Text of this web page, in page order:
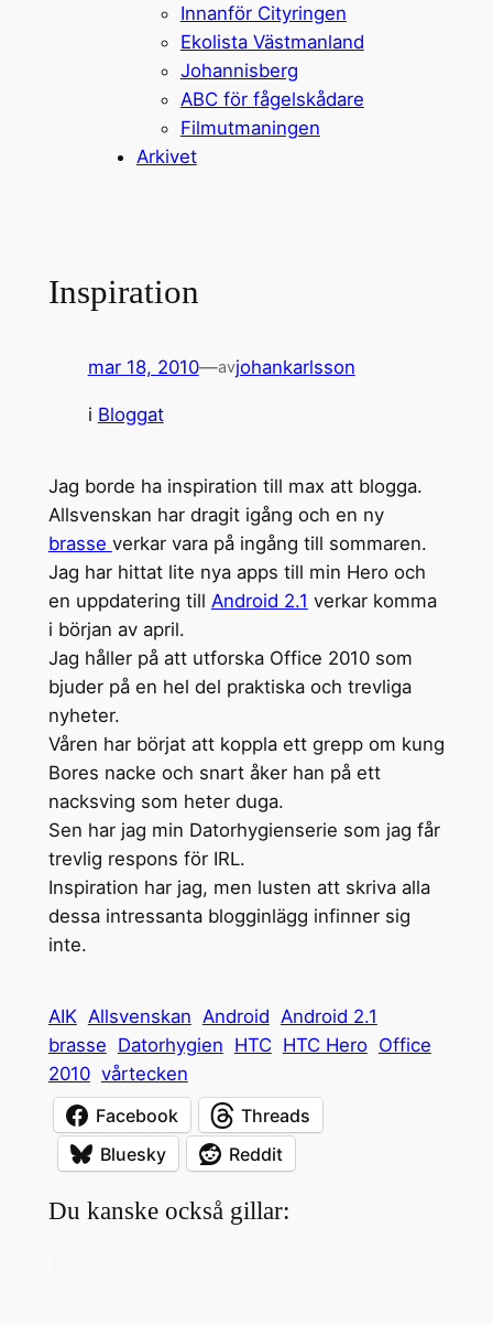
Innanför Cityringen
Ekolista Västmanland
Johannisberg
ABC för fågelskådare
Filmutmaningen
Arkivet
Inspiration
mar 18, 2010—avjohankarlsson
i Bloggat
Jag borde ha inspiration till max att blogga.
Allsvenskan har dragit igång och en ny
brasse verkar vara på ingång till sommaren.
Jag har hittat lite nya apps till min Hero och
en uppdatering till Android 2.1 verkar komma
i början av april.
Jag håller på att utforska Office 2010 som
bjuder på en hel del praktiska och trevliga
nyheter.
Våren har börjat att koppla ett grepp om kung
Bores nacke och snart åker han på ett
nacksving som heter duga.
Sen har jag min Datorhygienserie som jag får
trevlig respons för IRL.
Inspiration har jag, men lusten att skriva alla
dessa intressanta blogginlägg infinner sig
inte.
AIK Allsvenskan Android Android 2.1
brasse Datorhygien HTC HTC Hero Office
2010 vårtecken
Facebook
Threads
Bluesky
Reddit
Du kanske också gillar: